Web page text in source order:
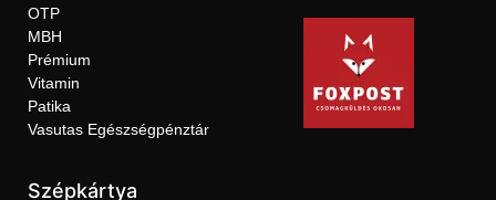
OTP
MBH
Prémium
Vitamin
Patika
Vasutas Egészségpénztár
Szépkártya